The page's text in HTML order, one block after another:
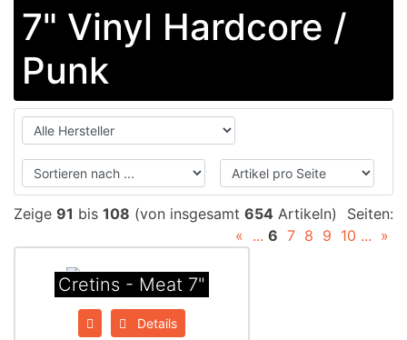
7" Vinyl Hardcore /
Punk
Zeige 91 bis 108 (von insgesamt 654 Artikeln)
Seiten:
« ... 6 7 8 9 10 ... »
Cretins - Meat 7"
Details